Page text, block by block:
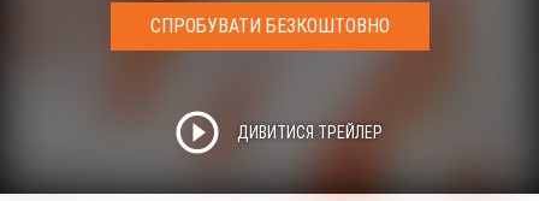
СПРОБУВАТИ БЕЗКОШТОВНО
play_circle_outline ДИВИТИСЯ ТРЕЙЛЕР